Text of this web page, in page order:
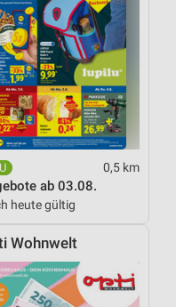
0,5 km
ab 03.08.
heute gültig
Wohnwelt